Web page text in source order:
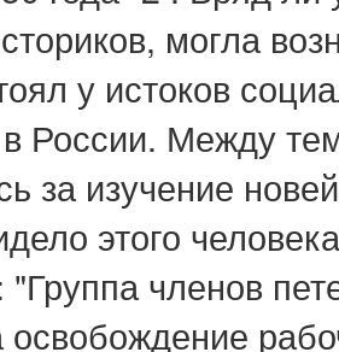
могла
у истоков
России. Между
за изучение
этого
членов